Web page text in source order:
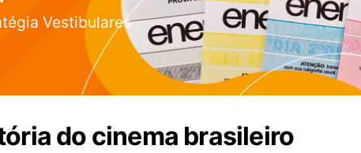
Vestibulares
do cinema brasileiro